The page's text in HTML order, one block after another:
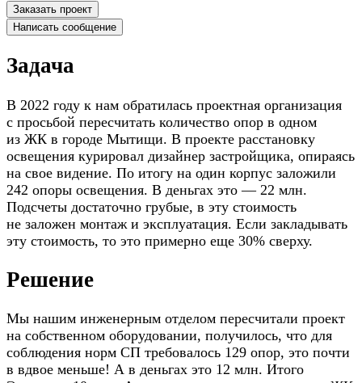
Заказать проект
Написать сообщение
Задача
В 2022 году к нам обратилась проектная организация
с просьбой пересчитать количество опор в одном
из ЖК в городе Мытищи. В проекте расстановку
освещения курировал дизайнер застройщика, опираясь
на свое видение. По итогу на один корпус заложили
242 опоры освещения. В деньгах это — 22 млн.
Подсчеты достаточно грубые, в эту стоимость
не заложен монтаж и эксплуатация. Если закладывать
эту стоимость, то это примерно еще 30% сверху.
Решение
Мы нашим инженерным отделом пересчитали проект
на собственном оборудовании, получилось, что для
соблюдения норм СП требовалось 129 опор, это почти
в вдвое меньше! А в деньгах это 12 млн. Итого